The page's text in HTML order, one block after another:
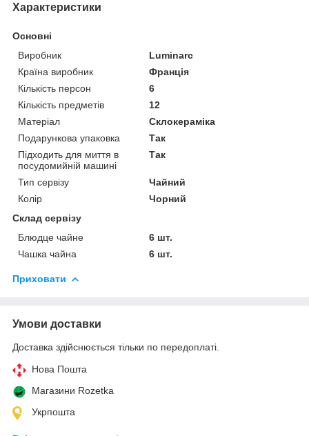
Характеристики
Основні
Виробник
Luminarc
Країна виробник
Франція
Кількість персон
6
Кількість предметів
12
Матеріал
Склокераміка
Подарункова упаковка
Так
Підходить для миття в
посудомийній машині
Так
Тип сервізу
Чайний
Колір
Чорний
Склад сервізу
Блюдце чайне
6 шт.
Чашка чайна
6 шт.
Приховати
Умови доставки
Доставка здійснюється тільки по передоплаті.
Нова Пошта
Магазини Rozetka
Укрпошта